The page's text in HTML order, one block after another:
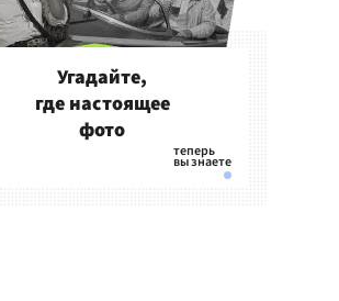
Угадайте,
где настоящее
фото